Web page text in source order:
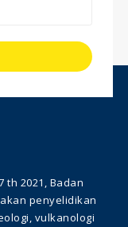
th 2021, Badan
penyelidikan
vulkanologi